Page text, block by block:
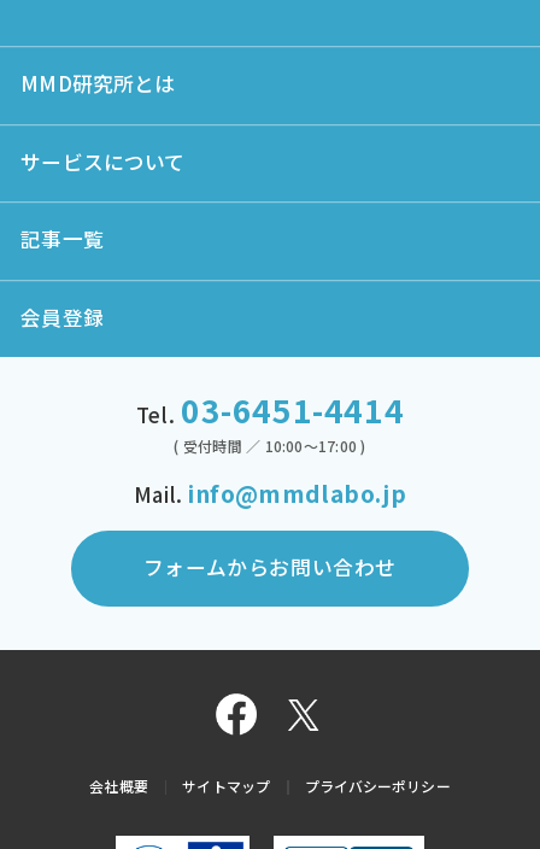
MMD研究所とは
サービスについて
記事一覧
会員登録
Tel. 03-6451-4414
( 受付時間 ／ 10:00～17:00 )
Mail. info@mmdlabo.jp
フォームからお問い合わせ
会社概要 サイトマップ プライバシーポリシー